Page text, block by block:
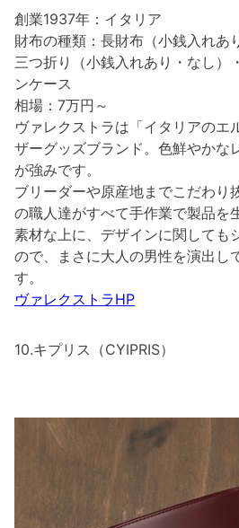
創業1937年：イタリア
財布の種類：長財布（小銭入れあ
三つ折り（小銭入れあり・なし）
ンケース
相場：7万円～
ヴァレクストラは「イタリアのエ
ザーグッズブランド。色鮮やかな
が強みです。
ブリーダーや原産地までこだわり
の職人達がすべて手作業で製品を
素材な上に、デザインに関しても
ので、まさに大人の男性を演出し
す。
ヴァレクストラHP
10.キプリス（CYIPRIS）